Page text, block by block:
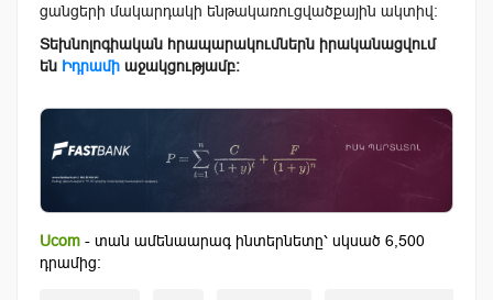
ցանցերի մակարդակի ենթակառուցվածքային ակտիվ։
Տեխնոլոգիական հրապարակումներն իրականացվում
են Իդրամի աջակցությամբ։
Ucom - տան ամենաարագ ինտերնետը՝ սկսած 6,500
դրամից: